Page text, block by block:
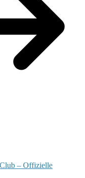
– Offizielle